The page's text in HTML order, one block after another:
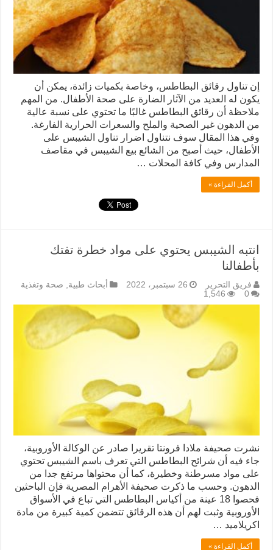
إن تناول رقائق البطاطس، وخاصة بكميات زائدة، يمكن أن
يكون له العديد من الآثار الضارة على صحة الأطفال. من المهم
ملاحظة أن رقائق البطاطس غالبًا ما تحتوي على نسبة عالية
من الدهون غير الصحية والملح والسعرات الحرارية الفارغة.
وفي هذا المقال سوف نتناول اضرار تناول الشيبس على
الأطفال، حيث أصبح من الشائع بيع الشيبس في مقاصف
المدارس وفي كافة المحلات …
أكمل القراءة »
انتبه الشيبس يحتوي على مواد خطرة تفتك
بأطفالنا
فريق التحرير 26 سبتمبر، 2022 أبحاث طبية
صحة وتغذية
0
1,546
نشرت صحيفة ملادا فرونتا تقريرا صادر عن الوكالة الأوروبية،
جاء فيه أن شرائح البطاطس التي تعرف باسم الشيبس تحتوي
على مواد مسرطنة وخطيرة، كما أن محتواها مرتفع جدا من
الدهون. وحسب ما ذكرت صحيفة الأهرام المصرية فإن الباحثين
فحصوا ‏18 ‏عينة من أكياس البطاطس التي تباع في الأسواق
الأوروبية وثبت لهم أن هذه الرقائق تتضمن كمية كبيرة من مادة
اكريلاميد …
أكمل القراءة »